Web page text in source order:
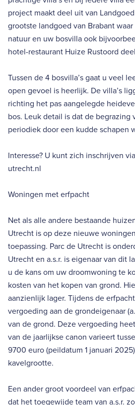
project maakt deel uit van
grootste landgoed van Brabant
natuur en uw bosvilla ook
hotel-restaurant Huize Rustoord
Tussen de 4 bosvilla’s gaat u veel
open gevoel is heerlijk. De villa’s
richting het pas aangelegde
bos. Leuk detail is dat de begrazing
periodiek door een kudde schapen
Interesse? U kunt zich inschrijven
utrecht.nl
Woningen met erfpacht
Net als alle andere bestaande
Utrecht is op deze nieuwe
toepassing. Parc de Utrecht is
Utrecht en a.s.r. is eigenaar van dit
u de kans om uw droomwoning te
kosten van het kopen van grond.
aanzienlijk lager. Tijdens de
vergoeding aan de grondeigenaar
van de grond. Deze vergoeding
van de jaarlijkse canon varieert
9700 euro (peildatum 1 januari
kavelgrootte.
Een ander groot voordeel van
dat het toegewijde team van a.s.r.